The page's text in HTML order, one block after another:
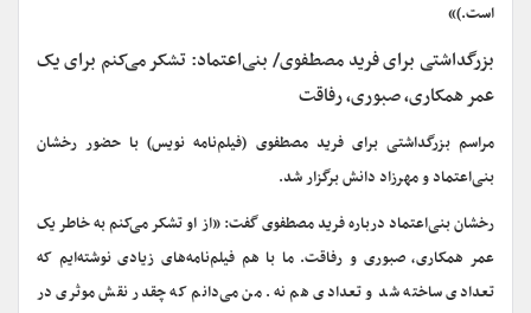
است.)»
بزرگداشتی برای فرید مصطفوی/ بنی‌اعتماد: تشکر می‌کنم برای یک
عمر همکاری، صبوری، رفاقت
مراسم بزرگداشتی برای فرید مصطفوی (فیلم‌نامه نویس) با حضور رخشان
بنی‌اعتماد و مهرزاد دانش برگزار شد.
رخشان بنی‌اعتماد درباره‌ فرید مصطفوی گفت: «از او تشکر می‌کنم به خاطر یک
عمر همکاری، صبوری و رفاقت. ما با هم فیلم‌نامه‌های زیادی نوشته‌ایم که
تعدادی ساخته شد و تعدادی هم نه. من می‌دانم که چقدر نقش موثری در